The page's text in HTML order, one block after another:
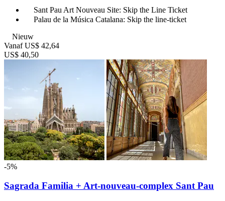
Sant Pau Art Nouveau Site: Skip the Line Ticket
Palau de la Música Catalana: Skip the line-ticket
Nieuw
Vanaf US$ 42,64
US$ 40,50
-5%
Sagrada Familia + Art-nouveau-complex Sant Pau